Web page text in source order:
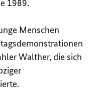
1989.
Menschen
Walther, die sich